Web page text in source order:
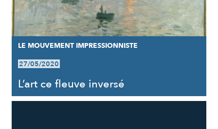
LE MOUVEMENT IMPRESSIONNISTE
27/05/2020
L’art ce fleuve inversé